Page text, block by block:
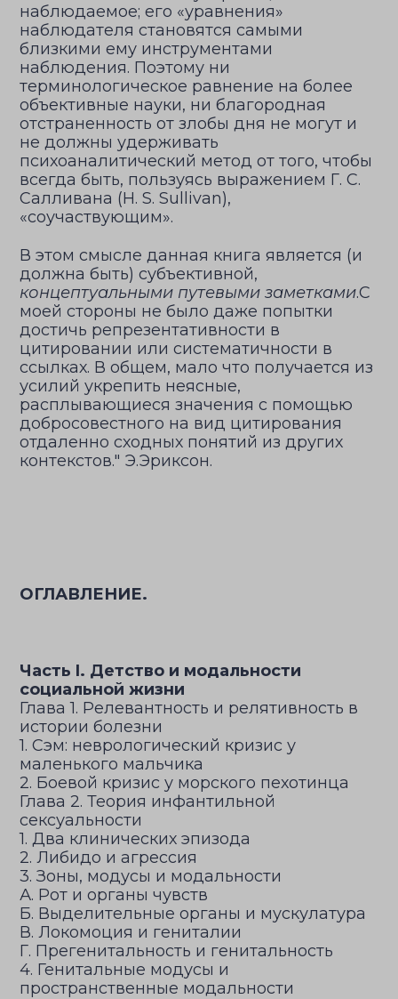
наблюдаемое; его «уравнения»
наблюдателя становятся самыми
близкими ему инструментами
наблюдения. Поэтому ни
терминологическое равнение на более
объективные науки, ни благородная
отстраненность от злобы дня не могут и
не должны удерживать
психоаналитический метод от того, чтобы
всегда быть, пользуясь выражением Г. С.
Салливана (Н. S. Sullivan),
«соучаствующим».
В этом смысле данная книга является (и
должна быть) субъективной,
концептуальными путевыми заметками.С
моей стороны не было даже попытки
достичь репрезентативности в
цитировании или систематичности в
ссылках. В общем, мало что получается из
усилий укрепить неясные,
расплывающиеся значения с помощью
добросовестного на вид цитирования
отдаленно сходных понятий из других
контекстов." Э.Эриксон.
ОГЛАВЛЕНИЕ.
Часть I. Детство и модальности
социальной жизни
Глава 1. Релевантность и релятивность в
истории болезни
1. Сэм: неврологический кризис у
маленького мальчика
2. Боевой кризис у морского пехотинца
Глава 2. Теория инфантильной
сексуальности
1. Два клинических эпизода
2. Либидо и агрессия
3. Зоны, модусы и модальности
А. Рот и органы чувств
Б. Выделительные органы и мускулатура
В. Локомоция и гениталии
Г. Прегенитальность и генитальность
4. Генитальные модусы и
пространственные модальности